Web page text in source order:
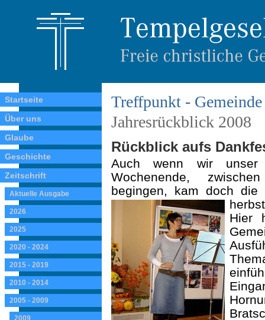
Startseite
Über uns
Glaube
Geschichte
Zeitschrift
Aktuelle Ausgabe
2026
2025
2020 - 2024
2015 - 2019
2010 - 2014
2005 - 2009
2009
Treffpunkt -
Jahresrückblick 2008
Rückblick aufs
Auch wenn wir unser
Wochenende,
begingen, kam doch
Hier